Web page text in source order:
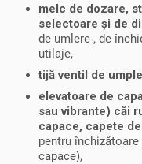
melc de dozare,
selectoare și de
de umlere-, de
utilaje,
tijă ventil de
elevatoare de
sau vibrante) căi
capace, capete
pentru
capace),